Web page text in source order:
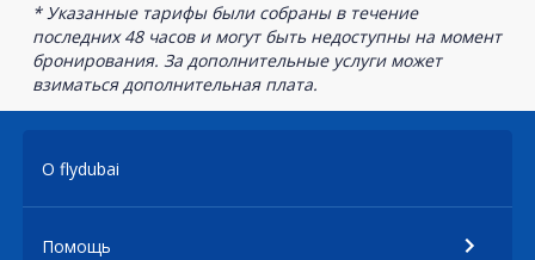
* Указанные тарифы были собраны в течение
последних 48 часов и могут быть недоступны на момент
бронирования. За дополнительные услуги может
взиматься дополнительная плата.
О flydubai
Помощь